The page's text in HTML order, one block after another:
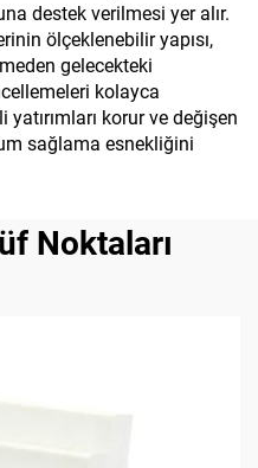
destek verilmesi yer alır.
ölçeklenebilir yapısı,
gelecekteki
kolayca
korur ve değişen
sağlama esnekliğini
Noktaları